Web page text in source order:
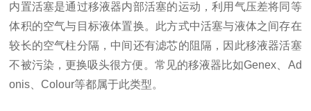
内置活塞是通过移液器内部活塞的运动，利用气压差将同等
体积的空气与目标液体置换。此方式中活塞与液体之间存在
较长的空气柱分隔，中间还有滤芯的阻隔，因此移液器活塞
不被污染，更换吸头很方便。常见的移液器比如Genex Ad
onis 、Colour等都属于此类型。